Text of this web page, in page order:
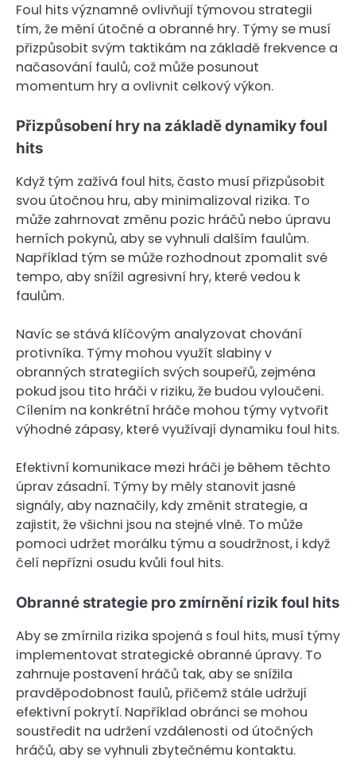
Foul hits významně ovlivňují týmovou strategii
tím, že mění útočné a obranné hry. Týmy se musí
přizpůsobit svým taktikám na základě frekvence a
načasování faulů, což může posunout
momentum hry a ovlivnit celkový výkon.
Přizpůsobení hry na základě dynamiky foul
hits
Když tým zažívá foul hits, často musí přizpůsobit
svou útočnou hru, aby minimalizoval rizika. To
může zahrnovat změnu pozic hráčů nebo úpravu
herních pokynů, aby se vyhnuli dalším faulům.
Například tým se může rozhodnout zpomalit své
tempo, aby snížil agresivní hry, které vedou k
faulům.
Navíc se stává klíčovým analyzovat chování
protivníka. Týmy mohou využít slabiny v
obranných strategiích svých soupeřů, zejména
pokud jsou tito hráči v riziku, že budou vyloučeni.
Cílením na konkrétní hráče mohou týmy vytvořit
výhodné zápasy, které využívají dynamiku foul hits.
Efektivní komunikace mezi hráči je během těchto
úprav zásadní. Týmy by měly stanovit jasné
signály, aby naznačily, kdy změnit strategie, a
zajistit, že všichni jsou na stejné vlně. To může
pomoci udržet morálku týmu a soudržnost, i když
čelí nepřízni osudu kvůli foul hits.
Obranné strategie pro zmírnění rizik foul hits
Aby se zmírnila rizika spojená s foul hits, musí týmy
implementovat strategické obranné úpravy. To
zahrnuje postavení hráčů tak, aby se snížila
pravděpodobnost faulů, přičemž stále udržují
efektivní pokrytí. Například obránci se mohou
soustředit na udržení vzdálenosti od útočných
hráčů, aby se vyhnuli zbytečnému kontaktu.